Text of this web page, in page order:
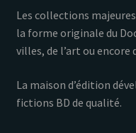
Les collections
la forme originale du
villes, de l’art ou
La maison d’édition
fictions BD de qualité.